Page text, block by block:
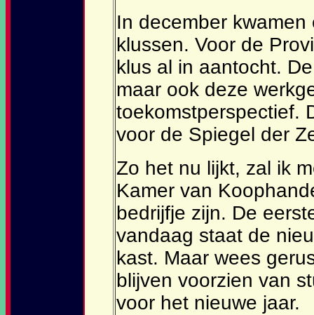
In december
klussen. Voor de
klus al in aantocht.
maar ook deze
toekomstperspectief.
voor de Spiegel der
Zo het nu lijkt, zal ik
Kamer van
bedrijfje zijn. De
vandaag staat de
kast. Maar wees
blijven voorzien van
voor het nieuwe jaar.